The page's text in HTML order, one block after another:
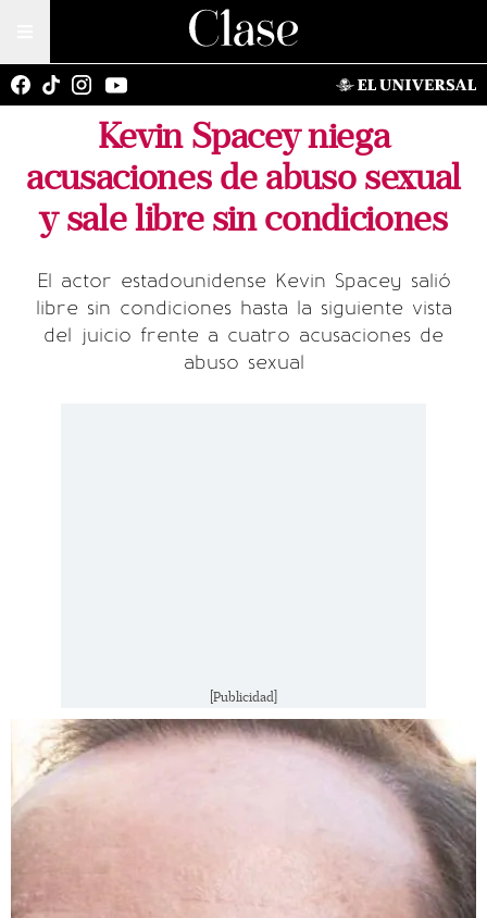
Kevin Spacey niega
acusaciones de abuso sexual
y sale libre sin condiciones
El actor estadounidense Kevin Spacey salió
libre sin condiciones hasta la siguiente vista
del juicio frente a cuatro acusaciones de
abuso sexual
[Publicidad]